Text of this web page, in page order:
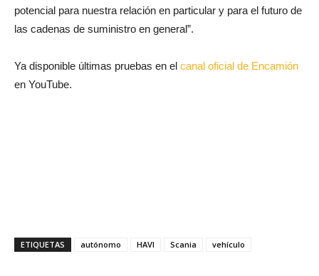
potencial para nuestra relación en particular y para el futuro de
las cadenas de suministro en general”.
Ya disponible últimas pruebas en el canal oficial de Encamión
en YouTube.
ETIQUETAS autónomo HAVI Scania vehículo